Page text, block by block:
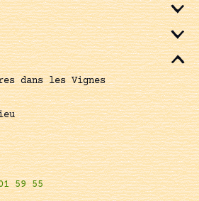
dans les Vignes
59 55